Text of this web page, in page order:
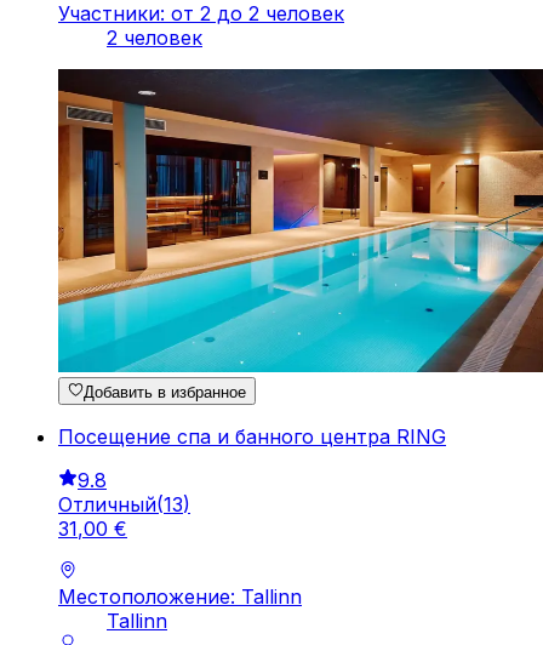
Участники: от 2 до 2 человек
2 человек
Добавить в избранное
Посещение спа и банного центра RING
9.8
Отличный(13)
31,00 €
Местоположение: Tallinn
Tallinn